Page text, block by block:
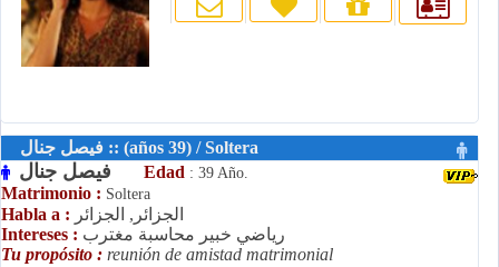
فيصل جنال :: (años 39) / Soltera
Edad : 39 Año.
Matrimonio : Soltera
Habla a : الجزائر, الجزائر
Intereses : رياضي خبير محاسبة مغترب
Tu propósito : reunión de amistad matrimonial